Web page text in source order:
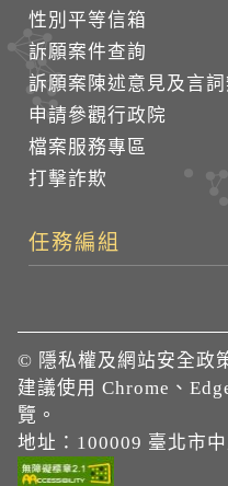
性別平等信箱
訴願案件查詢
訴願案陳述意見及言
申請參觀行政院
檔案服務專區
打擊詐欺
任務編組
© 隱私權及網站安全政
建議使用 Chrome、
覽。
地址：100009 臺北市